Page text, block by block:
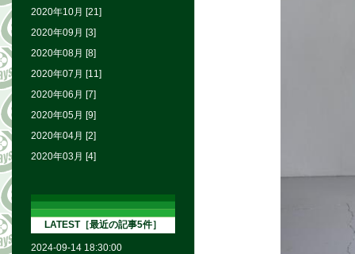
2020年10月 [21]
2020年09月 [3]
2020年08月 [8]
2020年07月 [11]
2020年06月 [7]
2020年05月 [9]
2020年04月 [2]
2020年03月 [4]
LATEST［最近の記事5件］
2024-09-14 18:30:00